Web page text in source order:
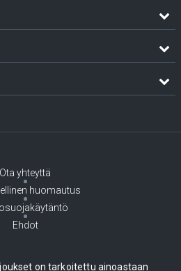
Ota yhteyttä
huomautus
Ehdot
on tarkoitettu ainoastaan